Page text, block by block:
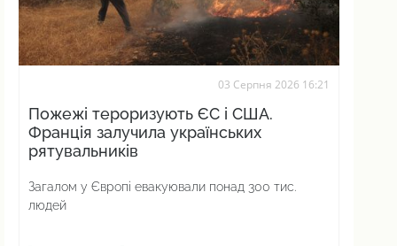
03 Серпня 2026 16:21
Пожежі тероризують ЄС і США.
Франція залучила українських
рятувальників
Загалом у Європі евакуювали понад 300 тис.
людей